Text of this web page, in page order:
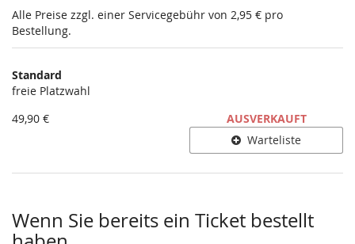
Alle Preise zzgl. einer Servicegebühr von 2,95 € pro
Bestellung.
Produkte
Unkategorisierte
Produkte
Standard
freie Platzwahl
49,90 €
AUSVERKAUFT
Warteliste
Wenn Sie bereits ein Ticket bestellt